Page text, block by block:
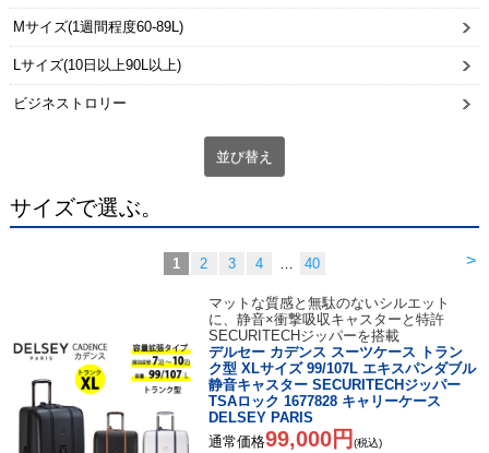
Mサイズ(1週間程度60-89L)
Lサイズ(10日以上90L以上)
ビジネストロリー
並び替え
サイズで選ぶ。
>
1 2 3 4 … 40
マットな質感と無駄のないシルエット
に、静音×衝撃吸収キャスターと特許
SECURITECHジッパーを搭載
デルセー カデンス スーツケース トラン
ク型 XLサイズ 99/107L エキスパンダブル
静音キャスター SECURITECHジッパー
TSAロック 1677828 キャリーケース
DELSEY PARIS
通常価格99,000円 (税込)